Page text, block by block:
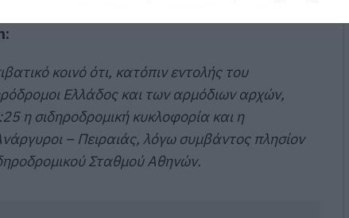
κοινό ότι, κατόπιν εντολής του
Ελλάδος και των αρμόδιων αρχών,
η σιδηροδρομική κυκλοφορία και η
– Πειραιάς, λόγω συμβάντος πλησίον
Σταθμού Αθηνών.